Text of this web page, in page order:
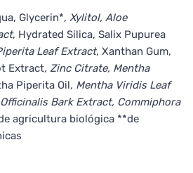
Glycerin*, Xylitol, Aloe
, Hydrated Silica, Salix Pupurea
Leaf Extract, Xanthan Gum,
Extract, Zinc Citrate, Mentha
Piperita Oil, Mentha Viridis Leaf
Bark Extract, Commiphora
agricultura biológica **de